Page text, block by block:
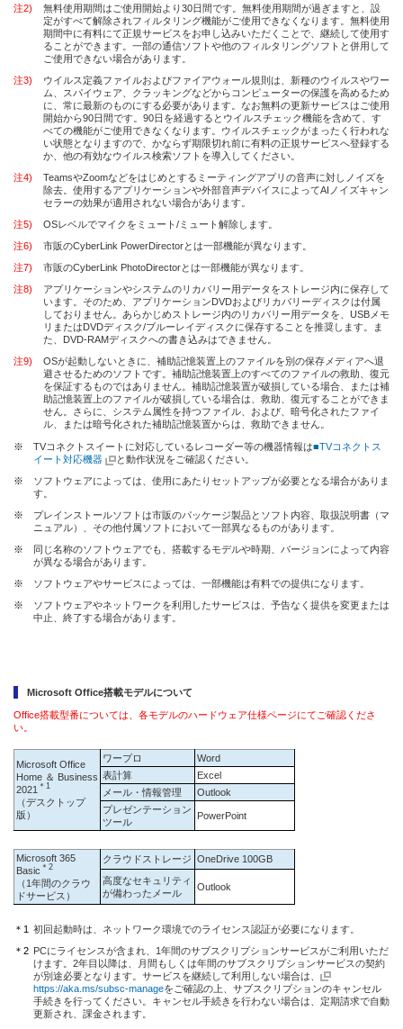
注2)
無料使用期間はご使用開始より30日間です。無料使用期間が過ぎますと、設
定がすべて解除されフィルタリング機能がご使用できなくなります。無料使用
期間中に有料にて正規サービスをお申し込みいただくことで、継続して使用す
ることができます。一部の通信ソフトや他のフィルタリングソフトと併用して
ご使用できない場合があります。
注3)
ウイルス定義ファイルおよびファイアウォール規則は、新種のウイルスやワー
ム、スパイウェア、クラッキングなどからコンピューターの保護を高めるため
に、常に最新のものにする必要があります。なお無料の更新サービスはご使用
開始から90日間です。90日を経過するとウイルスチェック機能を含めて、す
べての機能がご使用できなくなります。ウイルスチェックがまったく行われな
い状態となりますので、かならず期限切れ前に有料の正規サービスへ登録する
か、他の有効なウイルス検索ソフトを導入してください。
注4)
TeamsやZoomなどをはじめとするミーティングアプリの音声に対しノイズを
除去。使用するアプリケーションや外部音声デバイスによってAIノイズキャン
セラーの効果が適用されない場合があります。
注5)
OSレベルでマイクをミュート/ミュート解除します。
注6)
市販のCyberLink PowerDirectorとは一部機能が異なります。
注7)
市販のCyberLink PhotoDirectorとは一部機能が異なります。
注8)
アプリケーションやシステムのリカバリー用データをストレージ内に保存して
います。そのため、アプリケーションDVDおよびリカバリーディスクは付属
しておりません。あらかじめストレージ内のリカバリー用データを、USBメモ
リまたはDVDディスク/ブルーレイディスクに保存することを推奨します。ま
た、DVD-RAMディスクへの書き込みはできません。
注9)
OSが起動しないときに、補助記憶装置上のファイルを別の保存メディアへ退
避させるためのソフトです。補助記憶装置上のすべてのファイルの救助、復元
を保証するものではありません。補助記憶装置が破損している場合、または補
助記憶装置上のファイルが破損している場合は、救助、復元することができま
せん。さらに、システム属性を持つファイル、および、暗号化されたファイ
ル、または暗号化された補助記憶装置からは、救助できません。
※ TVコネクトスイートに対応しているレコーダー等の機器情報は■TVコネクトス
イート対応機器
と動作状況をご確認ください。
※
ソフトウェアによっては、使用にあたりセットアップが必要となる場合がありま
す。
※
プレインストールソフトは市販のパッケージ製品とソフト内容、取扱説明書（マ
ニュアル）、その他付属ソフトにおいて一部異なるものがあります。
※
同じ名称のソフトウェアでも、搭載するモデルや時期、バージョンによって内容
が異なる場合があります。
※
ソフトウェアやサービスによっては、一部機能は有料での提供になります。
※
ソフトウェアやネットワークを利用したサービスは、予告なく提供を変更または
中止、終了する場合があります。
Microsoft Office搭載モデルについて
Office搭載型番については、各モデルのハードウェア仕様ページにてご確認くださ
い。
Microsoft Office
Home ＆ Business
2021 ＊1
（デスクトップ
版）
ワープロ
Word
表計算
Excel
メール・情報管理
Outlook
プレゼンテーション
ツール
PowerPoint
Microsoft 365
Basic ＊2
（1年間のクラウ
ドサービス）
クラウドストレージ OneDrive 100GB
高度なセキュリティ
が備わったメール
Outlook
＊1 初回起動時は、ネットワーク環境でのライセンス認証が必要になります。
＊2 PCにライセンスが含まれ、1年間のサブスクリプションサービスがご利用いただ
けます。2年目以降は、月間もしくは年間のサブスクリプションサービスの契約
が別途必要となります。サービスを継続して利用しない場合は、
https://aka.ms/subsc-manageをご確認の上、サブスクリプションのキャンセル
手続きを行ってください。キャンセル手続きを行わない場合は、定期請求で自動
更新され、課金されます。